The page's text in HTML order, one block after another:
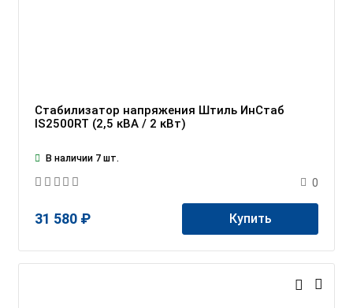
Стабилизатор напряжения Штиль ИнСтаб
IS2500RT (2,5 кВА / 2 кВт)
В наличии 7 шт.
0
31 580 ₽ Купить